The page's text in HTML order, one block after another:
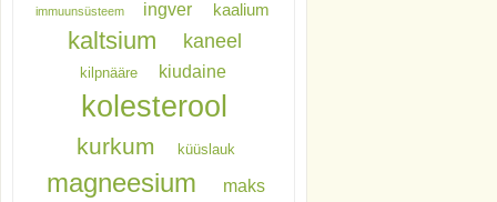
immuunsüsteem ingver kaalium
kaltsium kaneel
kilpnääre kiudaine
kolesterool
kurkum küüslauk
magneesium maks